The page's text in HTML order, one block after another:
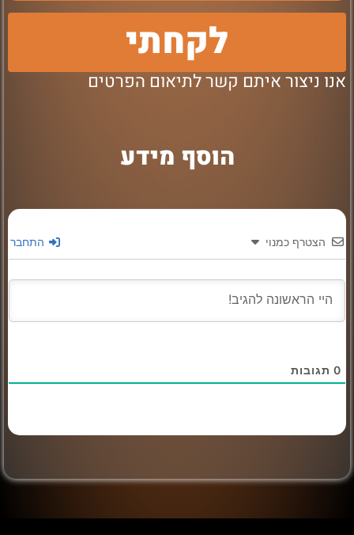
לקחתי
אנו ניצור איתם קשר לתיאום הפרטים
הוסף מידע
הצטרף כמנוי התחבר
0 תגובות